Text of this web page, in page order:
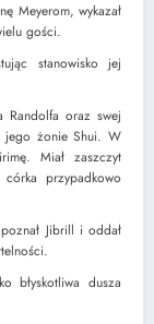
Meyerom, wykazał
gości.
stanowisko jej
Randolfa oraz swej
jego żonie Shui. W
Miał zaszczyt
przypadkowo
Jibrill i oddał
błyskotliwa dusza